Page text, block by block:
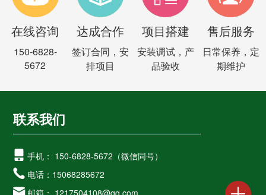
在线咨询
150-6828-
5672
达成合作
签订合同，安
排项目
项目搭建
安装调试，产
品验收
售后服务
日常保养，定
期维护
联系我们
 手机： 150-6828-5672（微信同号）
 电话： 15068285672
